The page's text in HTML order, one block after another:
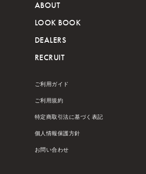
ABOUT
LOOK BOOK
DEALERS
RECRUIT
ご利用ガイド
ご利用規約
特定商取引法に基づく表記
個人情報保護方針
お問い合わせ